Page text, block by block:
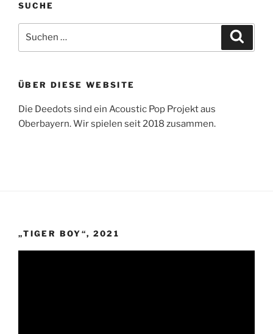
SUCHE
nach:
ÜBER DIESE WEBSITE
Die Deedots sind ein Acoustic Pop Projekt aus
Oberbayern. Wir spielen seit 2018 zusammen.
„TIGER BOY“, 2021